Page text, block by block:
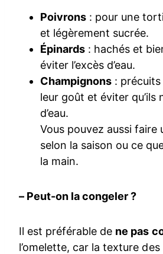
Poivrons : pour une
et légèrement sucrée.
Épinards : hachés et
éviter l’excès d’eau.
Champignons :
leur goût et éviter
d’eau.
Vous pouvez aussi faire
selon la saison ou ce
la main.
– Peut-on la congeler ?
Il est préférable de ne pas
l’omelette, car la texture